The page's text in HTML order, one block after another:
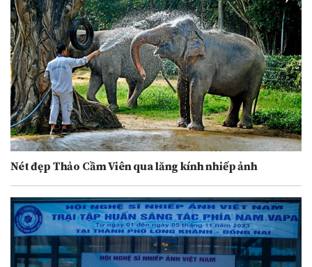
Nét đẹp Thảo Cầm Viên qua lăng kính nhiếp ảnh